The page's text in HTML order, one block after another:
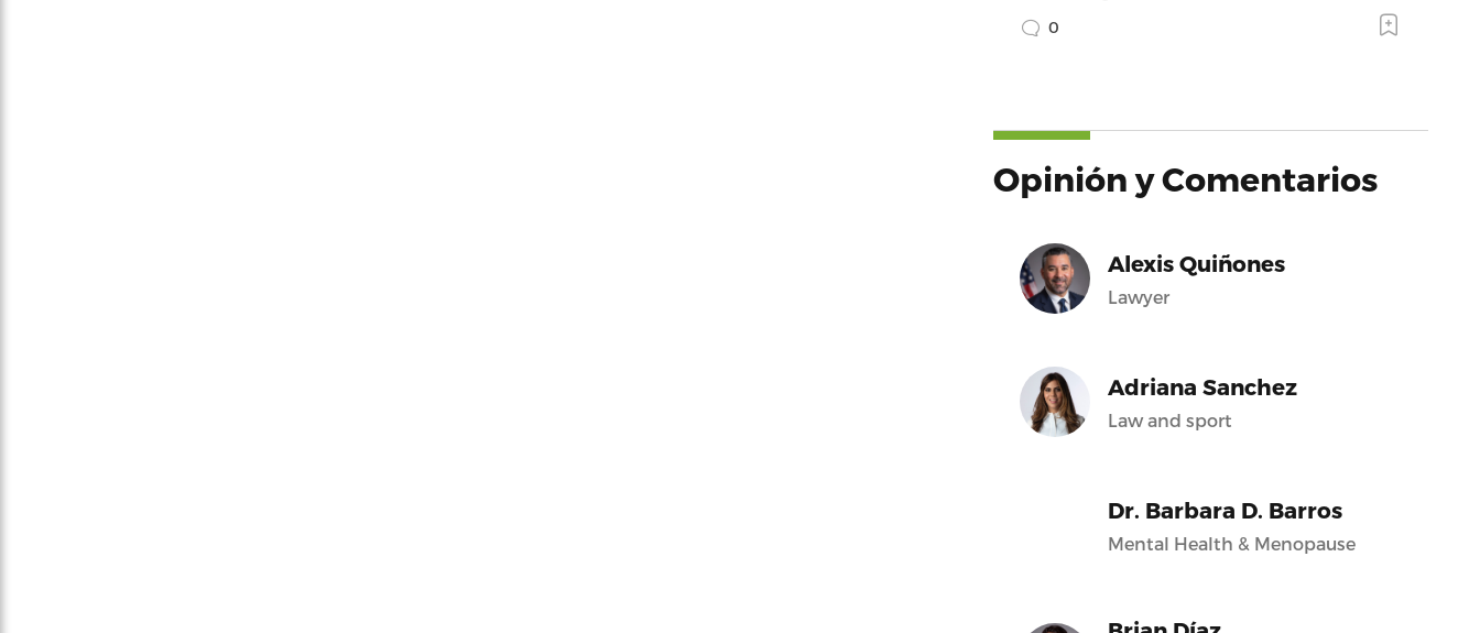
0
Opinión y Comentarios
Alexis Quiñones
Lawyer
Adriana Sanchez
Law and sport
Dr. Barbara D. Barros
Mental Health & Menopause